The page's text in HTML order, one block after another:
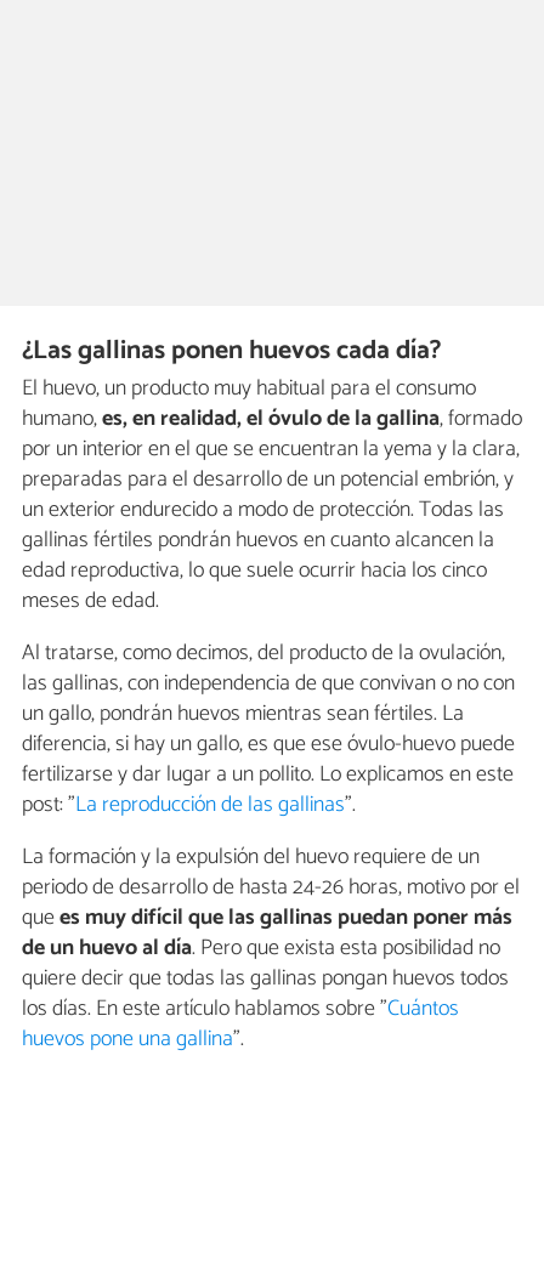
¿Las gallinas ponen huevos cada día?
El huevo, un producto muy habitual para el consumo
humano,es, en realidad, el óvulo de la gallina, formado
por un interior en el que se encuentran la yema y la clara,
preparadas para el desarrollo de un potencial embrión, y
un exterior endurecido a modo de protección. Todas las
gallinas fértiles pondrán huevos en cuanto alcancen la
edad reproductiva, lo que suele ocurrir hacia los cinco
meses de edad.
Al tratarse, como decimos, del producto de la ovulación,
las gallinas, con independencia de que convivan o no con
un gallo, pondrán huevos mientras sean fértiles. La
diferencia, si hay un gallo, es que ese óvulo-huevo puede
fertilizarse y dar lugar a un pollito. Lo explicamos en este
post: "La reproducción de las gallinas".
La formación y la expulsión del huevo requiere de un
periodo de desarrollo de hasta 24-26 horas, motivo por el
quees muy difícil que las gallinas puedan poner más
de un huevo al día. Pero que exista esta posibilidad no
quiere decir que todas las gallinas pongan huevos todos
los días. En este artículo hablamos sobre "Cuántos
huevos pone una gallina".